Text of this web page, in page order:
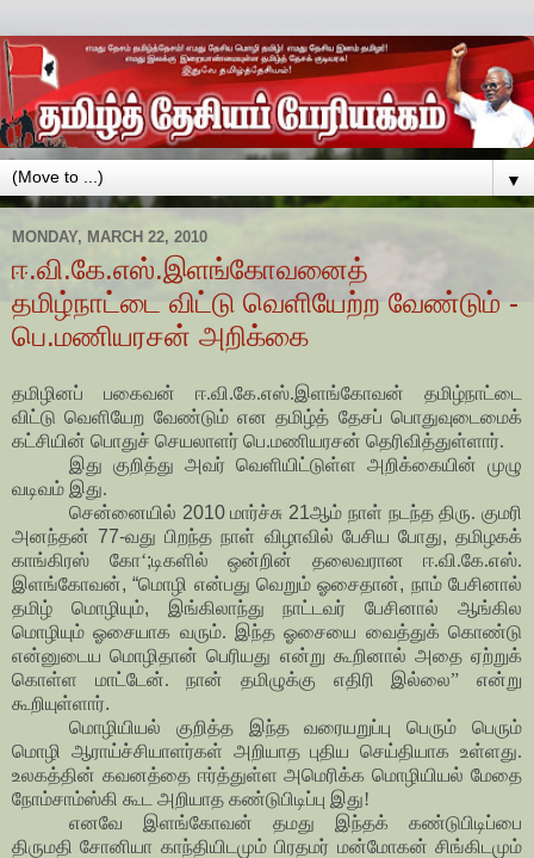
▼
MONDAY, MARCH 22, 2010
ஈ.வி.கே.எஸ்.இளங்கோவனைத்
தமிழ்நாட்டை விட்டு வெளியேற்ற வேண்டும் -
பெ.மணியரசன் அறிக்கை
தமிழினப் பகைவன் ஈ.வி.கே.எஸ்.இளங்கோவன் தமிழ்நாட்டை
விட்டு வெளியேற வேண்டும் என தமிழ்த் தேசப் பொதுவுடைமைக்
கட்சியின் பொதுச் செயலாளர் பெ.மணியரசன் தெரிவித்துள்ளார்.
இது குறித்து அவர் வெளியிட்டுள்ள அறிக்கையின் முழு
வடிவம் இது.
சென்னையில் 2010மார்ச்சு 21ஆம் நாள் நடந்த திரு. குமரி
அனந்தன்77-வது பிறந்த நாள் விழாவில் பேசிய போது,தமிழகக்
காங்கிரஸ் கோ‘;டிகளில் ஒன்றின் தலைவரான ஈ.வி.கே.எஸ்.
இளங்கோவன், “மொழி என்பது வெறும் ஓசைதான், நாம் பேசினால்
தமிழ் மொழியும், இங்கிலாந்து நாட்டவர்
பேசினால் ஆங்கில
மொழியும் ஓசையாக வரும். இந்த ஓசையை வைத்துக் கொண்டு
என்னுடைய மொழிதான் பெரியது என்று கூறினால் அதை ஏற்றுக்
கொள்ள மாட்டேன். நான் தமிழுக்கு எதிரி இல்லை”
என்று
கூறியுள்ளார்.
மொழியியல் குறித்த இந்த வரையறுப்பு பெரும் பெரும்
மொழி ஆராய்ச்சியாளர்கள் அறியாத புதிய செய்தியாக உள்ளது.
உலகத்தின் கவனத்தை ஈர்த்துள்ள அமெரிக்க மொழியியல் மேதை
நோம்சாம்ஸ்கி கூட அறியாத கண்டுபிடிப்பு இது!
எனவே இளங்கோவன் தமது இந்தக் கண்டுபிடிப்பை
திருமதி சோனியா காந்தியிடமும் பிரதமர் மன்மோகன் சிங்கிடமும்